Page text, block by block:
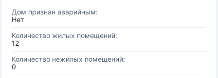
Дом признан аварийным:
Нет
Количество жилых помещений:
12
Количество нежилых помещений:
0